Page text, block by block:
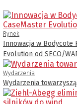
Rynek
Innowacja w Bodycote
Evolution od SECO/
Wydarzenia
Wydarzenia